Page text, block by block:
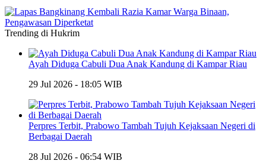
Trending di Hukrim
Ayah Diduga Cabuli Dua Anak Kandung di Kampar Riau
29 Jul 2026 - 18:05 WIB
Perpres Terbit, Prabowo Tambah Tujuh Kejaksaan Negeri di
Berbagai Daerah
28 Jul 2026 - 06:54 WIB